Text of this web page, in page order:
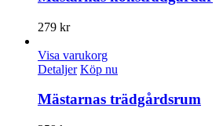
279 kr
Visa varukorg
Detaljer Köp nu
Mästarnas trädgårdsrum